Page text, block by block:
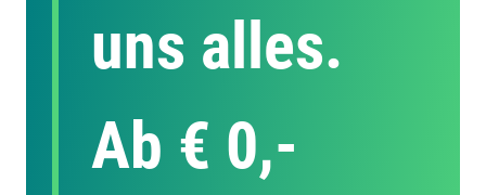
uns alles.
Ab € 0,-